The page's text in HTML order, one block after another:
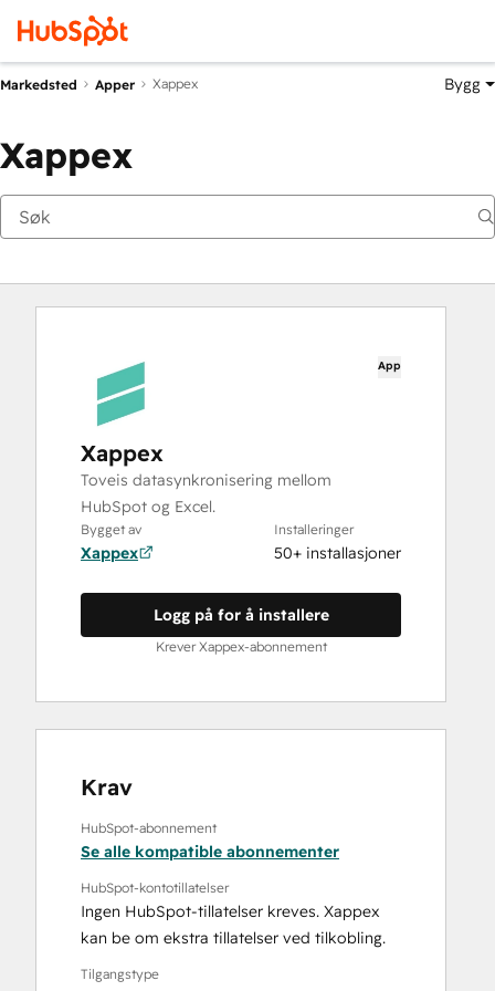
Markedsted Apper Xappex Bygg
Xappex
App
Xappex
Toveis datasynkronisering mellom
HubSpot og Excel.
Bygget av
Xappex
Installeringer
50+ installasjoner
Logg på for å installere
Krever Xappex-abonnement
Krav
HubSpot-abonnement
Se alle kompatible abonnementer
HubSpot-kontotillatelser
Ingen HubSpot-tillatelser kreves. Xappex
kan be om ekstra tillatelser ved tilkobling.
Tilgangstype